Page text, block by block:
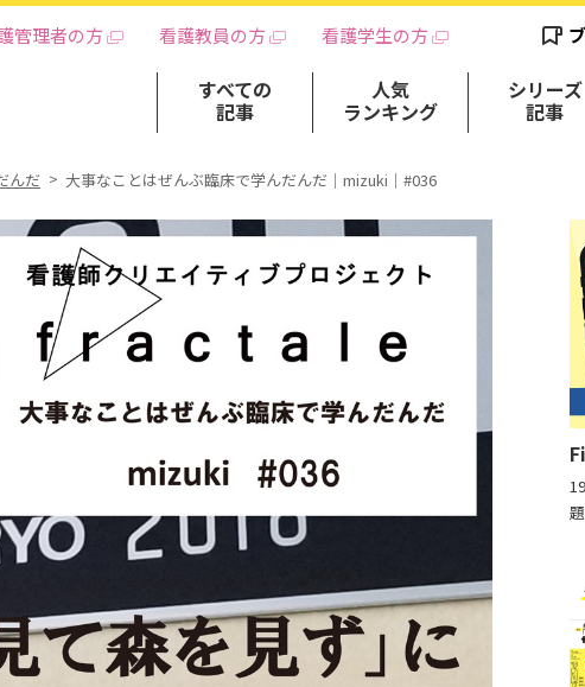
管理者の方 看護教員の方 看護学生の方
すべての
記事
人気
ランキング
シリーズ
記事
んだ 大事なことはぜんぶ臨床で学んだんだ｜mizuki｜#036